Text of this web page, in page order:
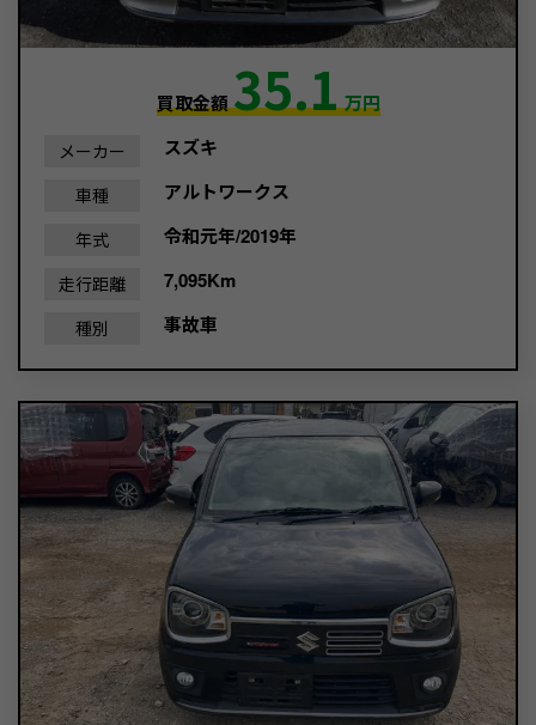
買取金額35.1万円
メーカー スズキ
車種 アルトワークス
年式 令和元年/2019年
走行距離 7,095Km
種別 事故車